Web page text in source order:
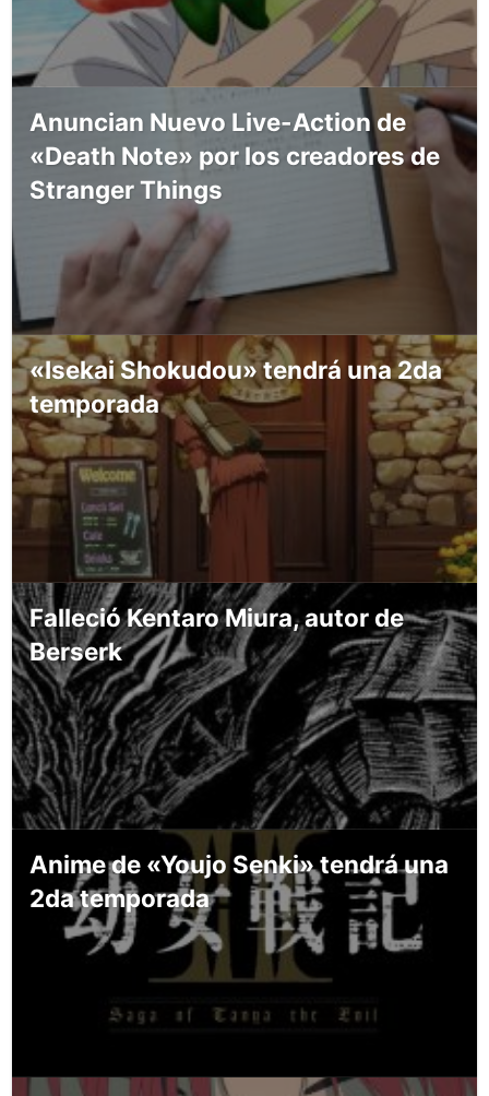
Anuncian Nuevo Live-Action de
«Death Note» por los creadores de
Stranger Things
«Isekai Shokudou» tendrá una 2da
temporada
Falleció Kentaro Miura, autor de
Berserk
Anime de «Youjo Senki» tendrá una
2da temporada